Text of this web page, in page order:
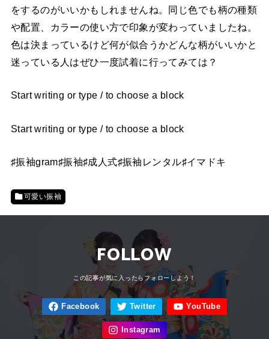
をするのがいいかもしれませんね。同じ色でも柄の種類
や配置、カラーの使い方で印象が変わっていましたね。
色は決まっているけど何が似合うかどんな柄がいいかと
迷っている人はぜひ一度試着に行ってみては？
Start writing or type / to choose a block
Start writing or type / to choose a block
♯振袖gram♯振袖♯成人式♯振袖レンタル♯イマドキ
可愛い振袖
FOLLOW